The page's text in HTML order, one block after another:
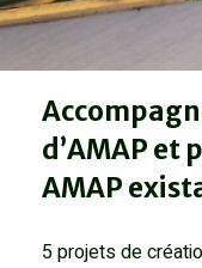
d’AMAP et
AMAP
5 projets de